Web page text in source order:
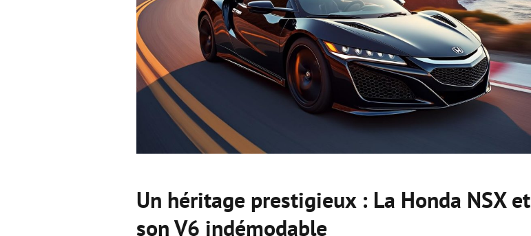
Un héritage prestigieux : La Honda NSX et
son V6 indémodable